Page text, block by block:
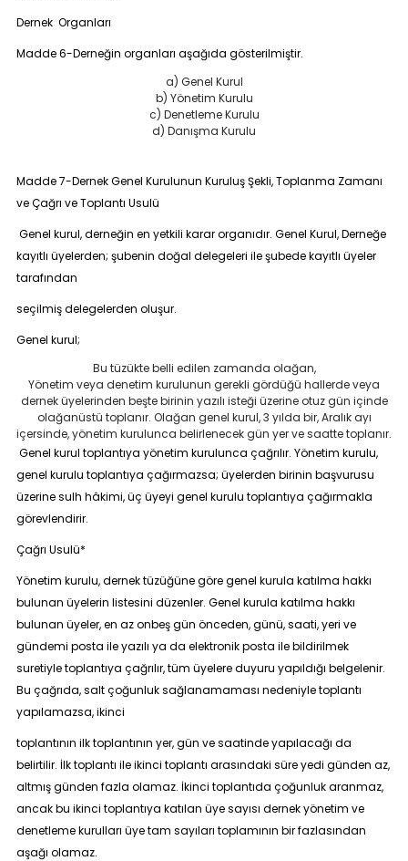
Dernek Organları
Madde 6-Derneğin organları aşağıda gösterilmiştir.
a) Genel Kurul
b) Yönetim Kurulu
c) Denetleme Kurulu
d) Danışma Kurulu
Madde 7-Dernek Genel Kurulunun Kuruluş Şekli, Toplanma Zamanı
ve Çağrı ve Toplantı Usulü
Genel kurul, derneğin en yetkili karar organıdır. Genel Kurul, Derneğe
kayıtlı üyelerden; şubenin doğal delegeleri ile şubede kayıtlı üyeler
tarafından
seçilmiş delegelerden oluşur.
Genel kurul;
Bu tüzükte belli edilen zamanda olağan,
Yönetim veya denetim kurulunun gerekli gördüğü hallerde veya
dernek üyelerinden beşte birinin yazılı isteği üzerine otuz gün içinde
olağanüstü toplanır. Olağan genel kurul, 3 yılda bir, Aralık ayı
içersinde, yönetim kurulunca belirlenecek gün yer ve saatte toplanır.
Genel kurul toplantıya yönetim kurulunca çağrılır. Yönetim kurulu,
genel kurulu toplantıya çağırmazsa; üyelerden birinin başvurusu
üzerine sulh hâkimi, üç üyeyi genel kurulu toplantıya çağırmakla
görevlendirir.
Çağrı Usulü*
Yönetim kurulu, dernek tüzüğüne göre genel kurula katılma hakkı
bulunan üyelerin listesini düzenler. Genel kurula katılma hakkı
bulunan üyeler, en az onbeş gün önceden, günü, saati, yeri ve
gündemi posta ile yazılı ya da elektronik posta ile bildirilmek
suretiyle toplantıya çağrılır, tüm üyelere duyuru yapıldığı belgelenir.
Bu çağrıda, salt çoğunluk sağlanamaması nedeniyle toplantı
yapılamazsa, ikinci
toplantının ilk toplantının yer, gün ve saatinde yapılacağı da
belirtilir. İlk toplantı ile ikinci toplantı arasındaki süre yedi günden az,
altmış günden fazla olamaz. İkinci toplantıda çoğunluk aranmaz,
ancak bu ikinci toplantıya katılan üye sayısı dernek yönetim ve
denetleme kurulları üye tam sayıları toplamının bir fazlasından
aşağı olamaz.